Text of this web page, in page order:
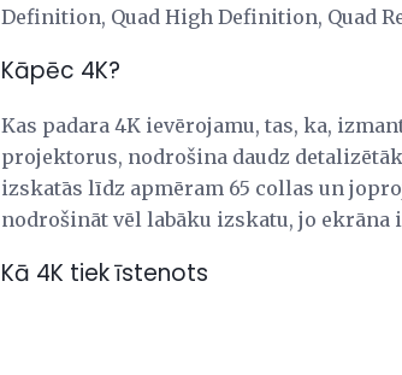
Definition, Quad High Definition, Quad
Kāpēc 4K?
Kas padara 4K ievērojamu, tas, ka,
projektorus, nodrošina daudz
izskatās līdz apmēram 65 collas un
nodrošināt vēl labāku izskatu, jo
Kā 4K tiek īstenots